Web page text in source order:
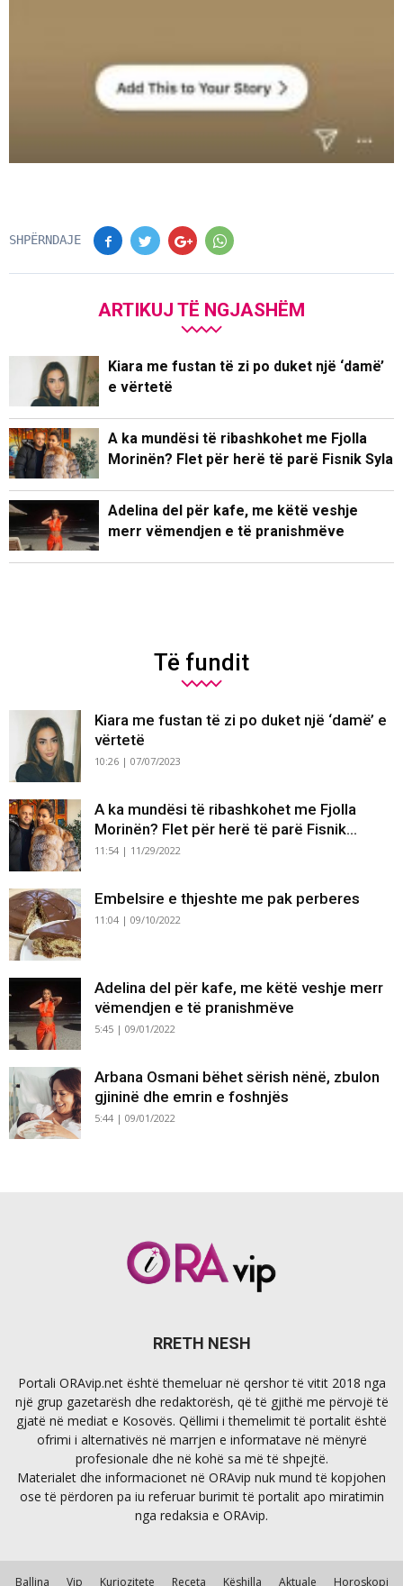
SHPËRNDAJE
ARTIKUJ TË NGJASHËM
Kiara me fustan të zi po duket një ‘damë’
e vërtetë
A ka mundësi të ribashkohet me Fjolla
Morinën? Flet për herë të parë Fisnik Syla
Adelina del për kafe, me këtë veshje
merr vëmendjen e të pranishmëve
Të fundit
Kiara me fustan të zi po duket një ‘damë’ e
vërtetë
10:26 | 07/07/2023
A ka mundësi të ribashkohet me Fjolla
Morinën? Flet për herë të parë Fisnik...
11:54 | 11/29/2022
Embelsire e thjeshte me pak perberes
11:04 | 09/10/2022
Adelina del për kafe, me këtë veshje merr
vëmendjen e të pranishmëve
5:45 | 09/01/2022
Arbana Osmani bëhet sërish nënë, zbulon
gjininë dhe emrin e foshnjës
5:44 | 09/01/2022
RRETH NESH
Portali ORAvip.net është themeluar në qershor të vitit 2018 nga
një grup gazetarësh dhe redaktorësh, që të gjithë me përvojë të
gjatë në mediat e Kosovës. Qëllimi i themelimit të portalit është
ofrimi i alternativës në marrjen e informatave në mënyrë
profesionale dhe në kohë sa më të shpejtë.
Materialet dhe informacionet në ORAvip nuk mund të kopjohen
ose të përdoren pa iu referuar burimit të portalit apo miratimin
nga redaksia e ORAvip.
Ballina Vip Kuriozitete Receta Këshilla Aktuale Horoskopi